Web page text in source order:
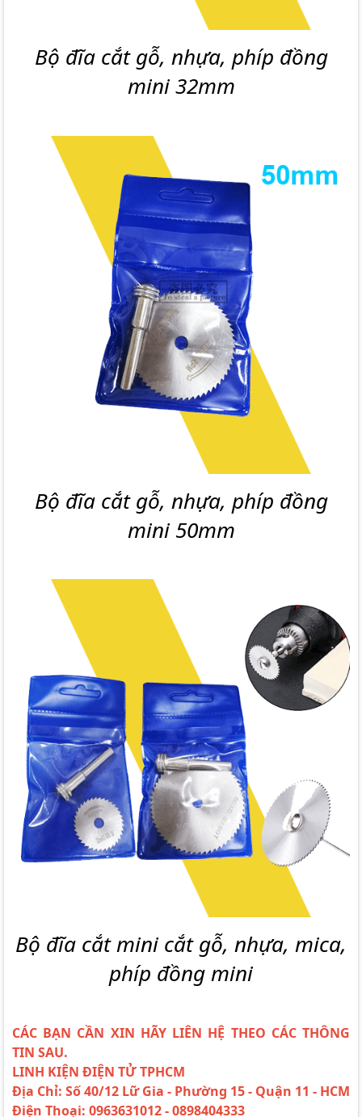
Bộ đĩa cắt gỗ, nhựa, phíp đồng
mini 32mm
Bộ đĩa cắt gỗ, nhựa, phíp đồng
mini 50mm
Bộ đĩa cắt mini cắt gỗ, nhựa, mica,
phíp đồng mini
CÁC BẠN CẦN XIN HÃY LIÊN HỆ THEO CÁC THÔNG
TIN SAU.
LINH KIỆN ĐIỆN TỬ TPHCM
Địa Chỉ: Số 40/12 Lữ Gia - Phường 15 - Quận 11 - HCM
Điện Thoại: 0963631012 - 0898404333